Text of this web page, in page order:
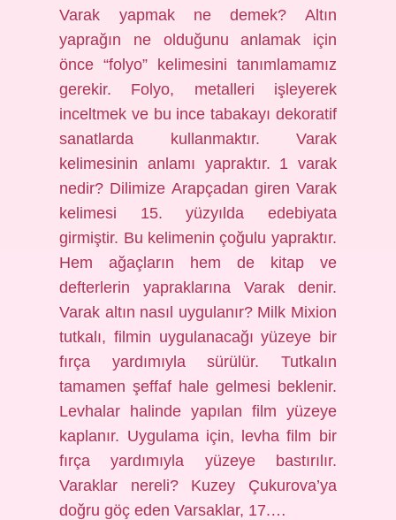
Varak yapmak ne demek? Altın
yaprağın ne olduğunu anlamak için
önce “folyo” kelimesini tanımlamamız
gerekir. Folyo, metalleri işleyerek
inceltmek ve bu ince tabakayı dekoratif
sanatlarda kullanmaktır. Varak
kelimesinin anlamı yapraktır. 1 varak
nedir? Dilimize Arapçadan giren Varak
kelimesi 15. yüzyılda edebiyata
girmiştir. Bu kelimenin çoğulu yapraktır.
Hem ağaçların hem de kitap ve
defterlerin yapraklarına Varak denir.
Varak altın nasıl uygulanır? Milk Mixion
tutkalı, filmin uygulanacağı yüzeye bir
fırça yardımıyla sürülür. Tutkalın
tamamen şeffaf hale gelmesi beklenir.
Levhalar halinde yapılan film yüzeye
kaplanır. Uygulama için, levha film bir
fırça yardımıyla yüzeye bastırılır.
Varaklar nereli? Kuzey Çukurova’ya
doğru göç eden Varsaklar, 17.…